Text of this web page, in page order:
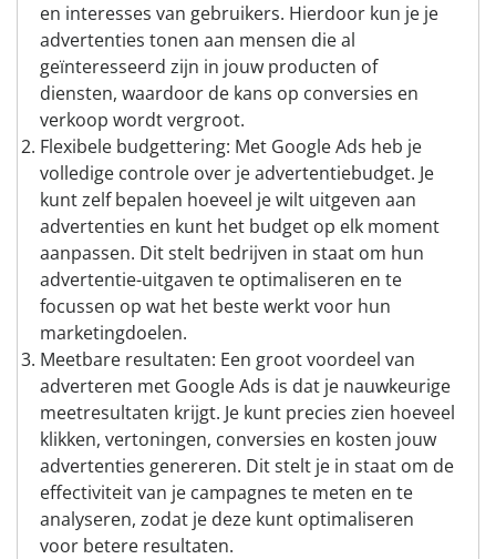
en interesses van gebruikers. Hierdoor kun je je
advertenties tonen aan mensen die al
geïnteresseerd zijn in jouw producten of
diensten, waardoor de kans op conversies en
verkoop wordt vergroot.
Flexibele budgettering: Met Google Ads heb je
volledige controle over je advertentiebudget. Je
kunt zelf bepalen hoeveel je wilt uitgeven aan
advertenties en kunt het budget op elk moment
aanpassen. Dit stelt bedrijven in staat om hun
advertentie-uitgaven te optimaliseren en te
focussen op wat het beste werkt voor hun
marketingdoelen.
Meetbare resultaten: Een groot voordeel van
adverteren met Google Ads is dat je nauwkeurige
meetresultaten krijgt. Je kunt precies zien hoeveel
klikken, vertoningen, conversies en kosten jouw
advertenties genereren. Dit stelt je in staat om de
effectiviteit van je campagnes te meten en te
analyseren, zodat je deze kunt optimaliseren
voor betere resultaten.